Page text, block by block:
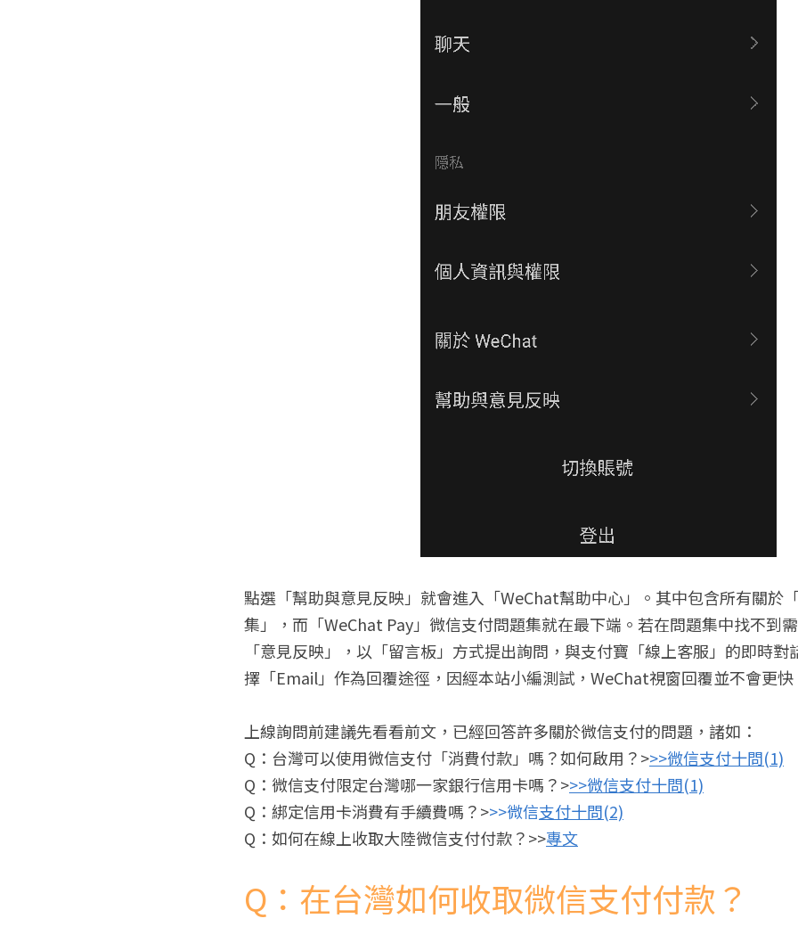
點選「幫助與意見反映」就會進入「WeChat幫助中心」。其中包含所有關於
集」，而「WeChat Pay」微信支付問題集就在最下端。若在問題集中找不到
「意見反映」，以「留言板」方式提出詢問，與支付寶「線上客服」的即時
擇「Email」作為回覆途徑，因經本站小編測試，WeChat視窗回覆並不會更快
上線詢問前建議先看看前文，已經回答許多關於微信支付的問題，諸如：
Q：台灣可以使用微信支付「消費付款」嗎？如何啟用？>>>微信支付十問(1)
Q：微信支付限定台灣哪一家銀行信用卡嗎？>>>微信支付十問(1)
Q：綁定信用卡消費有手續費嗎？>>>微信支付十問(2)
Q：如何在線上收取大陸微信支付付款？>>專文
Q：在台灣如何收取微信支付付款？